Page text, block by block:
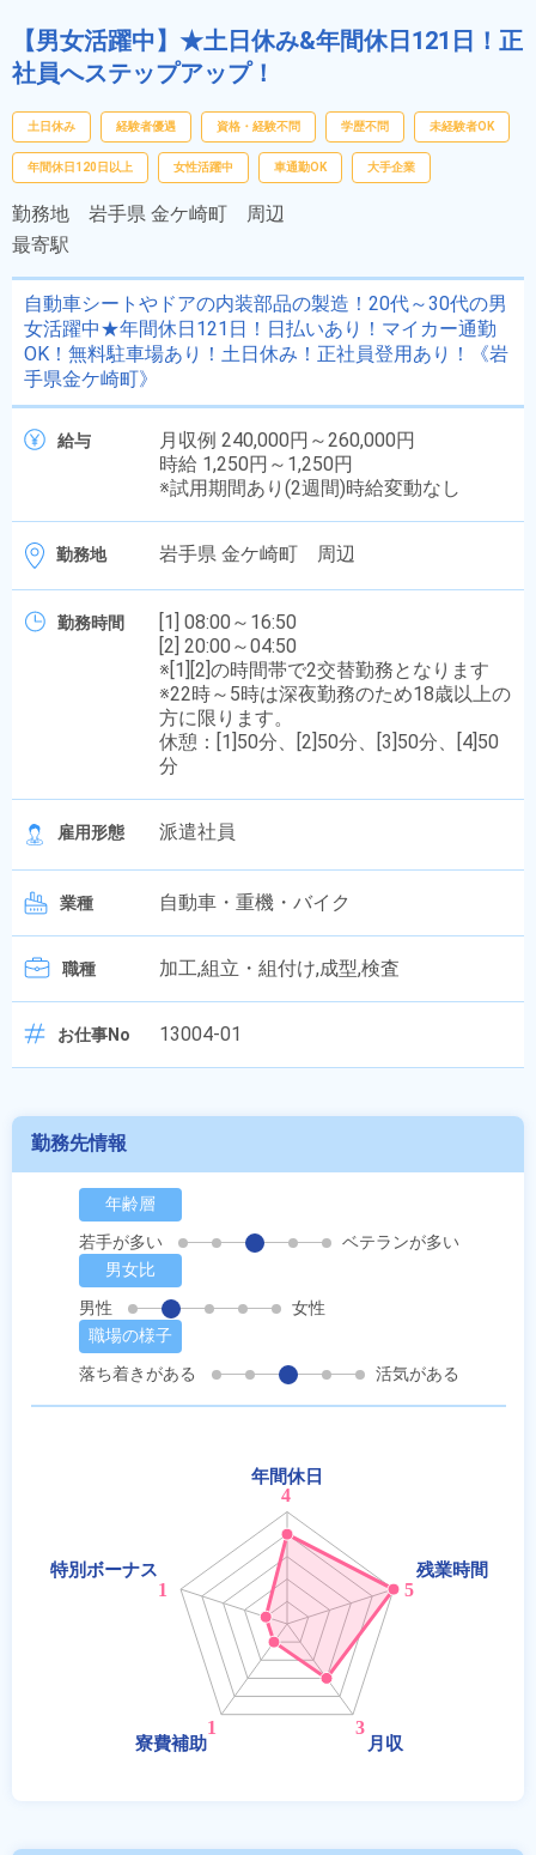
【男女活躍中】★土日休み&年間休日121日！正
社員へステップアップ！
土日休み 経験者優遇 資格・経験不問 学歴不問 未経験者OK
年間休日120日以上 女性活躍中 車通勤OK 大手企業
勤務地 岩手県 金ケ崎町 周辺
最寄駅
自動車シートやドアの内装部品の製造！20代～30代の男
女活躍中★年間休日121日！日払いあり！マイカー通勤
OK！無料駐車場あり！土日休み！正社員登用あり！《岩
手県金ケ崎町》
給与
月収例 240,000円～260,000円
時給 1,250円～1,250円
※試用期間あり(2週間)時給変動なし
勤務地 岩手県 金ケ崎町 周辺
勤務時間
[1] 08:00～16:50
[2] 20:00～04:50
※[1][2]の時間帯で2交替勤務となります
※22時～5時は深夜勤務のため18歳以上の
方に限ります。
休憩：[1]50分、[2]50分、[3]50分、[4]50
分
雇用形態 派遣社員
業種 自動車・重機・バイク
職種 加工,組立・組付け,成型,検査
お仕事No 13004-01
勤務先情報
年齢層
若手が多い
ベテランが多い
男女比
男性
女性
職場の様子
落ち着きがある
活気がある